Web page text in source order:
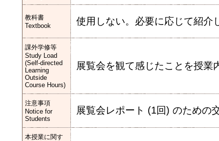
教科書
Textbook
使用しない。必要に応じて紹介
課外学修等
Study Load
(Self-directed
Learning
Outside
Course Hours)
展覧会を観て感じたことを授業
注意事項
Notice for
Students
展覧会レポート (1回) のための
本授業に関す